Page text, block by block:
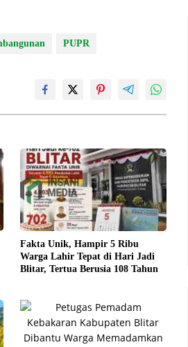
PUPR
Fakta Unik, Hampir 5 Ribu
Warga Lahir Tepat di Hari Jadi
Blitar, Tertua Berusia 108 Tahun